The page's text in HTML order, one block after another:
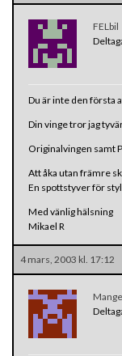
FELbil
Du är inte den första
Din vinge tror jag
Originalvingen samt
Att åka utan främre
En spottstyver för
Med vänlig hälsning
Mikael R
4 mars, 2003 kl. 17:12
Mange